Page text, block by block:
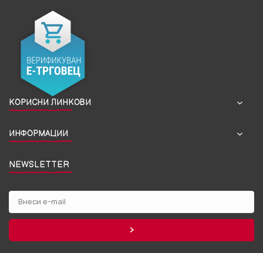
КОРИСНИ ЛИНКОВИ
ИНФОРМАЦИИ
NEWSLETTER